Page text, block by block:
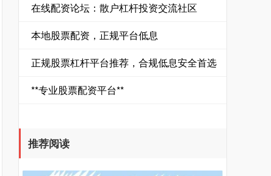
在线配资论坛：散户杠杆投资交流社区
本地股票配资，正规平台低息
正规股票杠杆平台推荐，合规低息安全首选
**专业股票配资平台**
推荐阅读